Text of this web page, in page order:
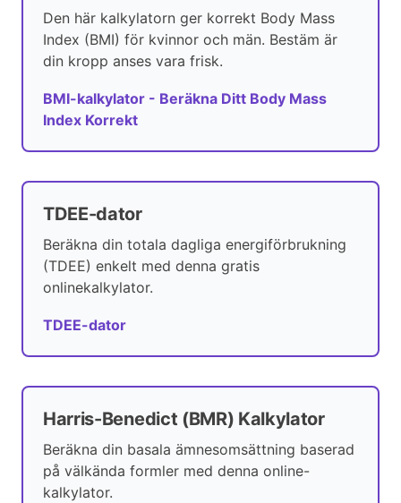
Den här kalkylatorn ger korrekt Body Mass
Index (BMI) för kvinnor och män. Bestäm är
din kropp anses vara frisk.
BMI-kalkylator - Beräkna Ditt Body Mass
Index Korrekt
TDEE-dator
Beräkna din totala dagliga energiförbrukning
(TDEE) enkelt med denna gratis
onlinekalkylator.
TDEE-dator
Harris-Benedict (BMR) Kalkylator
Beräkna din basala ämnesomsättning baserad
på välkända formler med denna online-
kalkylator.